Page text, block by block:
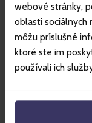
webové stránky,
oblasti sociálnych
môžu príslušné
ktoré ste im
používali ich
További